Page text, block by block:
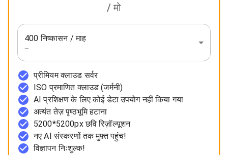
/ मो
400 निष्कासन / माह
—
प्रीमियम क्लाउड सर्वर
ISO प्रमाणित क्लाउड (जर्मनी)
AI प्रशिक्षण के लिए कोई डेटा उपयोग नहीं किया गया
अत्यंत तेज़ पृष्ठभूमि हटाना
5200*5200px छवि रिज़ॉल्यूशन
नए AI संस्करणों तक मुफ़्त पहुंच!
विज्ञापन निःशुल्क!